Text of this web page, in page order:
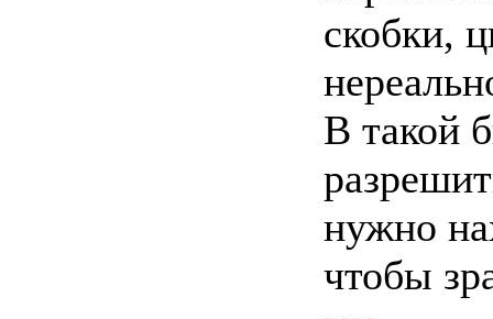
скобки,
В такой
нужно
чтобы